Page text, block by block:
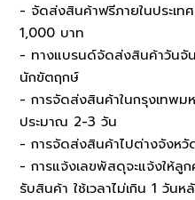
- จัดส่งสินค้าฟรีภายในประเ
1,000 บาท
- ทางแบรนด์จัดส่งสินค้าวันจั
นักขัตฤกษ์
- การจัดส่งสินค้าในกรุงเทพม
ประมาณ 2-3 วัน
- การจัดส่งสินค้าไปต่างจังหวั
- การแจ้งเลขพัสดุจะแจ้งให้ลู
รับสินค้า ใช้เวลาไม่เกิน 1 วันห